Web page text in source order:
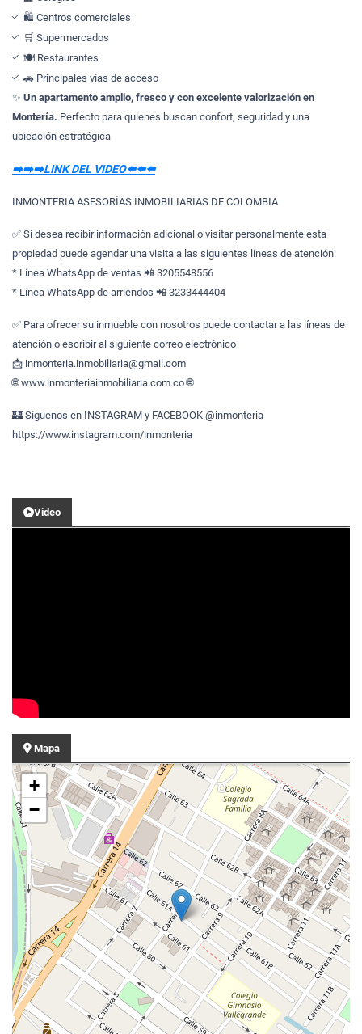
🛍️ Centros comerciales
🛒 Supermercados
🍽️ Restaurantes
🚗 Principales vías de acceso
✨ Un apartamento amplio, fresco y con excelente valorización en
Montería. Perfecto para quienes buscan confort, seguridad y una
ubicación estratégica
➡️➡️➡️LINK DEL VIDEO⬅️⬅️⬅️
INMONTERIA ASESORÍAS INMOBILIARIAS DE COLOMBIA
✅ Si desea recibir información adicional o visitar personalmente esta
propiedad puede agendar una visita a las siguientes líneas de atención:
* Línea WhatsApp de ventas 📲 3205548556
* Línea WhatsApp de arriendos 📲 3233444404
✅ Para ofrecer su inmueble con nosotros puede contactar a las líneas de
atención o escribir al siguiente correo electrónico
📩 inmonteria.inmobiliaria@gmail.com
🌐 www.inmonteriainmobiliaria.com.co 🌐
🏰 Síguenos en INSTAGRAM y FACEBOOK @inmonteria
https://www.instagram.com/inmonteria
Video
Mapa
+
−